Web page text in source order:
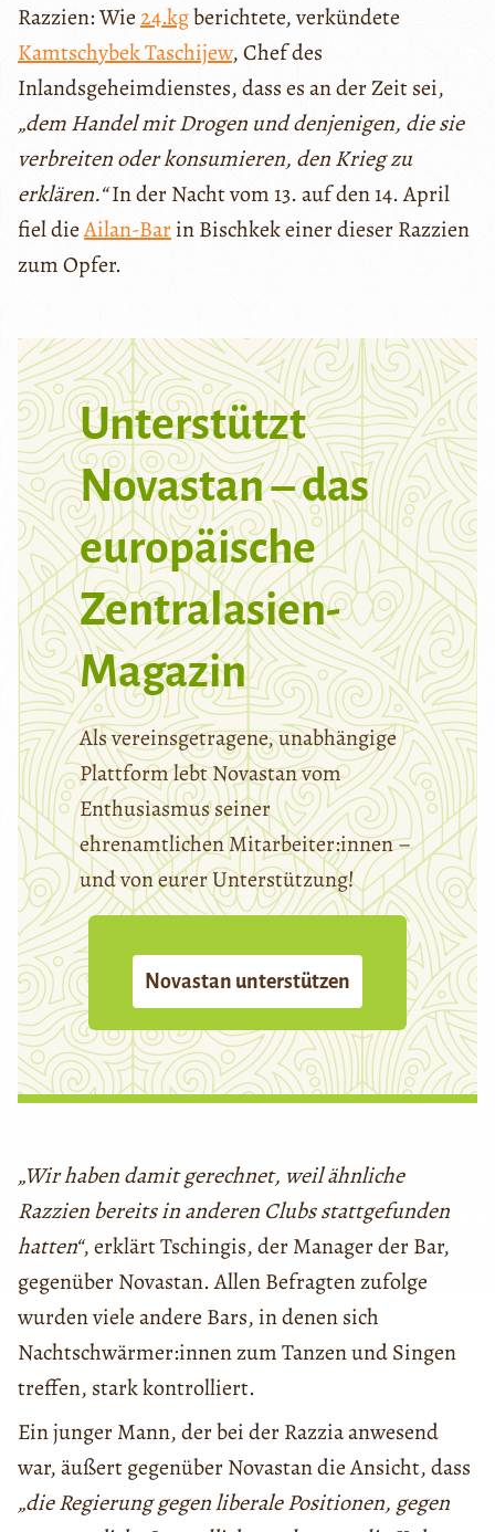
Razzien: Wie24.kgberichtete, verkündete
Kamtschybek Taschijew, Chef des
Inlandsgeheimdienstes, dass es an der Zeit sei,
„dem Handel mit Drogen und denjenigen, die sie
verbreiten oder konsumieren, den Krieg zu
erklären.“In der Nacht vom 13. auf den 14. April
fiel dieAilan-Barin Bischkek einer dieser Razzien
zum Opfer.
Unterstützt
Novastan – das
europäische
Zentralasien-
Magazin
Als vereinsgetragene, unabhängige
Plattform lebt Novastan vom
Enthusiasmus seiner
ehrenamtlichen Mitarbeiter:innen –
und von eurer Unterstützung!
Novastan unterstützen
„Wir haben damit gerechnet, weil ähnliche
Razzien bereits in anderen Clubs stattgefunden
hatten“, erklärt Tschingis, der Manager der Bar,
gegenüber Novastan. Allen Befragten zufolge
wurden viele andere Bars, in denen sich
Nachtschwärmer:innen zum Tanzen und Singen
treffen, stark kontrolliert.
Ein junger Mann, der bei der Razzia anwesend
war, äußert gegenüber Novastan die Ansicht, dass
„die Regierung gegen liberale Positionen, gegen